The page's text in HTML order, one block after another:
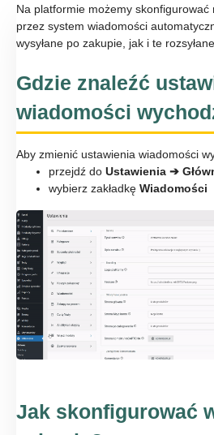
Na platformie możemy skonfigurować
przez system wiadomości
wysyłane po zakupie, jak i te
Gdzie znaleźć
wiadomości
Aby zmienić ustawienia wiadomości
przejdź do Ustawienia ➔
wybierz zakładkę Wiadomości
Jak skonfigurować